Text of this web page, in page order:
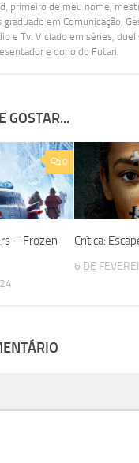
primeiro de meu nome,
graduado em Comunicação,
e Tv. Viciado em séries,
e dono do Futari.
GOSTAR...
0
– Frozen
Crítica:
6 DE